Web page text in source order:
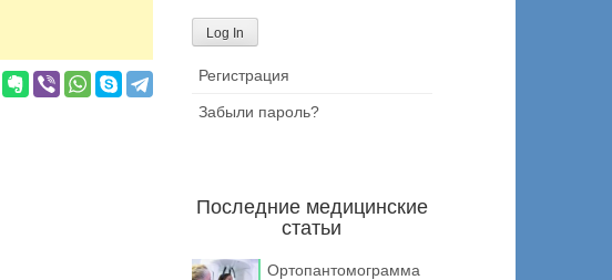
Регистрация
Забыли пароль?
Последние медицинские
статьи
Ортопантомограмма